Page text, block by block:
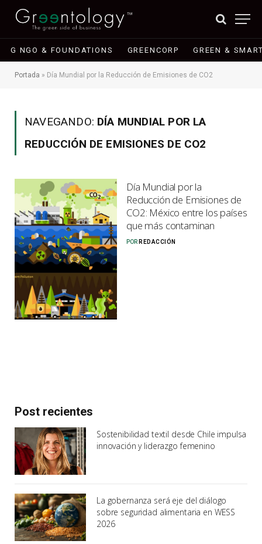
G NGO & FOUNDATIONS GREENCORP GREEN &
Portada » Día Mundial por la Reducción de Emisiones de CO2
NAVEGANDO: DÍA MUNDIAL POR LA
REDUCCIÓN DE EMISIONES DE CO2
Día Mundial por la
Reducción de Emisiones de
CO2: México entre los países
que más contaminan
POR REDACCIÓN
Post recientes
Sostenibilidad textil desde Chile impulsa
innovación y liderazgo femenino
La gobernanza será eje del diálogo
sobre seguridad alimentaria en WESS
2026